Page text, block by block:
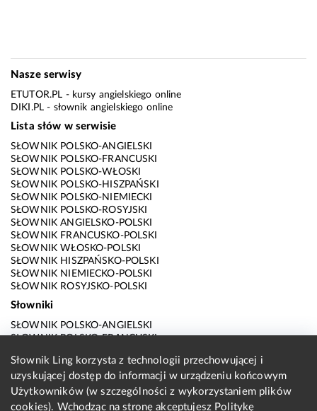
Nasze serwisy
ETUTOR.PL - kursy angielskiego online
DIKI.PL - słownik angielskiego online
Lista słów w serwisie
SŁOWNIK POLSKO-ANGIELSKI
SŁOWNIK POLSKO-FRANCUSKI
SŁOWNIK POLSKO-WŁOSKI
SŁOWNIK POLSKO-HISZPAŃSKI
SŁOWNIK POLSKO-NIEMIECKI
SŁOWNIK POLSKO-ROSYJSKI
SŁOWNIK ANGIELSKO-POLSKI
SŁOWNIK FRANCUSKO-POLSKI
SŁOWNIK WŁOSKO-POLSKI
SŁOWNIK HISZPAŃSKO-POLSKI
SŁOWNIK NIEMIECKO-POLSKI
SŁOWNIK ROSYJSKO-POLSKI
Słowniki
SŁOWNIK POLSKO-ANGIELSKI
SŁOWNIK POLSKO-FRANCUSKI
SŁOWNIK POLSKO-HISZPAŃSKI
SŁOWNIK POLSKO-NIEMIECKI
SŁOWNIK POLSKO-ROSYJSKI
SŁOWNIK ANGIELSKO-POLSKI
Słownik Ling korzysta z technologii przechowującej i
uzyskującej dostęp do informacji w urządzeniu końcowym
Użytkowników (w szczególności z wykorzystaniem plików
cookies). Wchodząc na stronę akceptujesz Politykę